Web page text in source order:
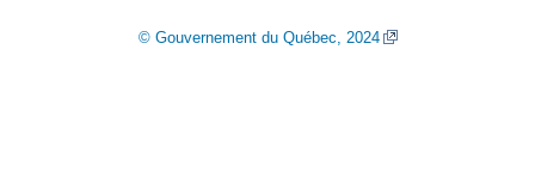
© Gouvernement du Québec, 2024